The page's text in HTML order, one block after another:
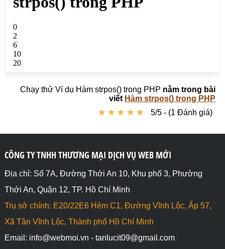
Chạy thử Ví dụ Hàm strpos() trong PHP nằm trong bài
viết Hàm strpos() trong PHP
★ ★ ★ ★ ★
★ ★ ★ ★ ★ 5/5 - (1 Đánh giá)
CÔNG TY TNHH THƯƠNG MẠI DỊCH VỤ WEB MỚI
Địa chỉ: Số 7A, Đường Thới An 10, Khu phố 3, Phường
Thới An, Quận 12, TP. Hồ Chí Minh
Trụ sở chính: E20/22E6 Hẻm C1, Đường Vĩnh Lộc, Ấp 57,
Xã Tân Vĩnh Lộc, Thành phố Hồ Chí Minh
Email: info@webmoi.vn - tanlucit09@gmail.com